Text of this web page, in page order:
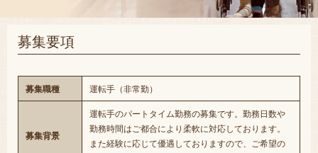
募集要項
募集職種 運転手（非常勤）
募集背景
運転手のパートタイム勤務の募集です。勤務日数や
勤務時間はご都合により柔軟に対応しております。
また経験に応じて優遇しておりますので、ご希望の